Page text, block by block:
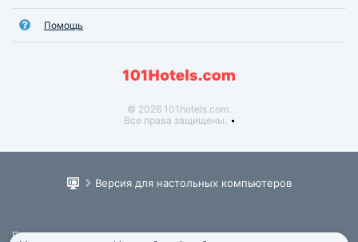
Помощь
© 2026 101hotels.com.
Все права защищены.
Версия для настольных компьютеров
Пользовательское соглашение